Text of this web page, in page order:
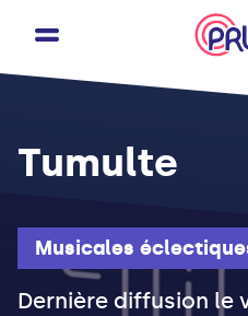
Musicales
Tumulte
Dernière diffusion le